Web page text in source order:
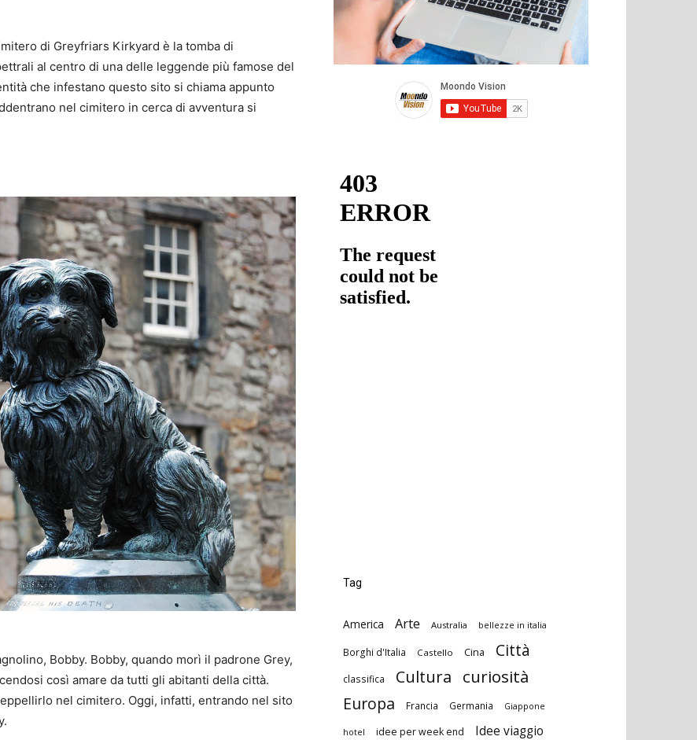
di Greyfriars Kirkyard è la tomba di
al centro di una delle leggende più famose del
che infestano questo sito si chiama appunto
nel cimitero in cerca di avventura si
Bobby. Bobby, quando morì il padrone Grey,
così amare da tutti gli abitanti della città.
nel cimitero. Oggi, infatti, entrando nel sito
Tag
America Arte Australia bellezze in italia
Borghi d'Italia Castello Cina Città
classifica Cultura curiosità
Europa Francia Germania Giappone
hotel idee per week end Idee viaggio